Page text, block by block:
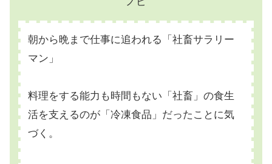
朝から晩まで仕事に追われる「社畜サラリー
マン」
料理をする能力も時間もない「社畜」の食生
活を支えるのが「冷凍食品」だったことに気
づく。